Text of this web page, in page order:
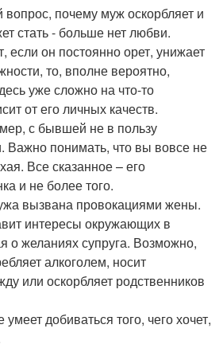
почему муж оскорбляет и
стать - больше нет любви.
если он постоянно орет, унижает
то, вполне вероятно,
уже сложно на что-то
от его личных качеств.
с бывшей не в пользу
Важно понимать, что вы вовсе не
Все сказанное – его
и не более того.
вызвана провокациями жены.
интересы окружающих в
о желаниях супруга. Возможно,
алкоголем, носит
или оскорбляет родственников
добиваться того, чего хочет,